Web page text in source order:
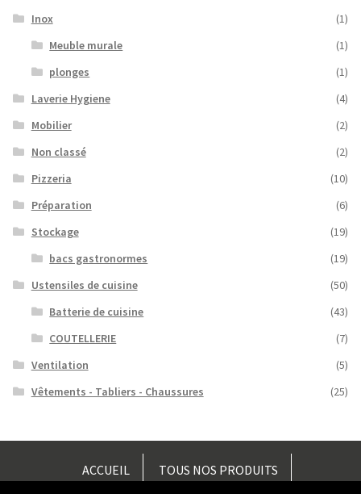
Inox
(1)
Meuble murale
(1)
plonges
(1)
Laverie Hygiene
(4)
Mobilier
(2)
Non classé
(2)
Pizzeria
(10)
Préparation
(6)
Stockage
(19)
bacs gastronormes
(19)
Ustensiles de cuisine
(50)
Batterie de cuisine
(43)
COUTELLERIE
(7)
Ventilation
(5)
Vêtements - Tabliers - Chaussures
(25)
ACCUEIL TOUS NOS PRODUITS